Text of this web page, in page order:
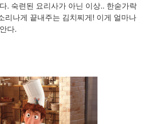
. 숙련된 요리사가 아닌 이상.. 한숟가락
리나게 끝내주는 김치찌게! 이게 얼마나
다.